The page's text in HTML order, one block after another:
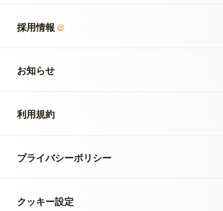
採用情報
お知らせ
利用規約
プライバシーポリシー
クッキー設定